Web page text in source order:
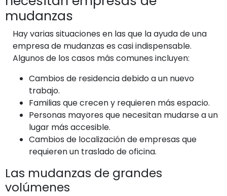
mudanzas
Hay varias situaciones en las que la ayuda de una
empresa de mudanzas es casi indispensable.
Algunos de los casos más comunes incluyen:
Cambios de residencia debido a un nuevo
trabajo.
Familias que crecen y requieren más espacio.
Personas mayores que necesitan mudarse a un
lugar más accesible.
Cambios de localización de empresas que
requieren un traslado de oficina.
Las mudanzas de grandes
volúmenes